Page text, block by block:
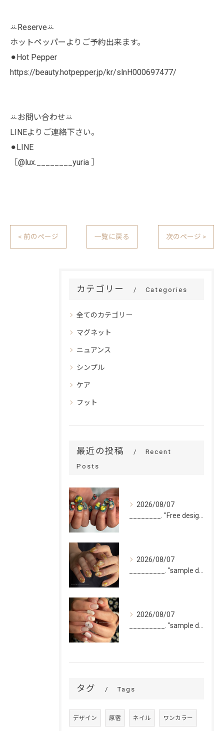
ꕁReserveꕁ
ホットペッパーよりご予約出来ます。
⚫︎Hot Pepper
https://beauty.hotpepper.jp/kr/slnH000697477/
ꕁお問い合わせꕁ
LINEよりご連絡下さい。
⚫︎LINE
［@lux.________yuria ］
< 前のページ 一覧に戻る 次のページ >
カテゴリー Categories
全てのカテゴリー
マグネット
ニュアンス
シンプル
ケア
フット
最近の投稿
Recent
Posts
2026/08/07
2026/08/07
2026/08/07
タグ Tags
デザイン 原宿 ネイル ワンカラー